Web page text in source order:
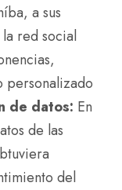
a sus
red social
personalizado
de datos: En
de las
del